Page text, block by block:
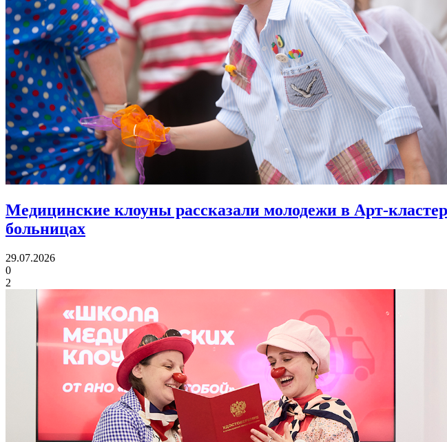
Медицинские клоуны рассказали молодежи в Арт-
больницах
29.07.2026
0
2